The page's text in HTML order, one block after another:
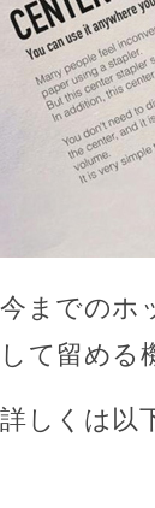
今までのホ
して留める
詳しくは以